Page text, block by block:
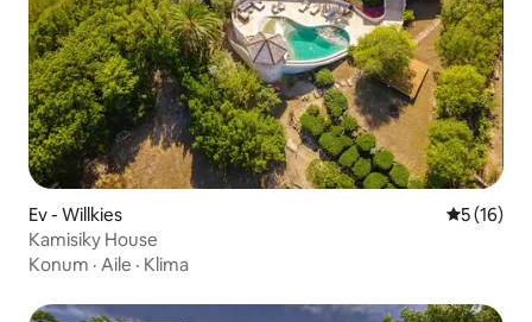
Ev - Willkies 55 (16)
Kamisiky House
Konum · Aile · Klima